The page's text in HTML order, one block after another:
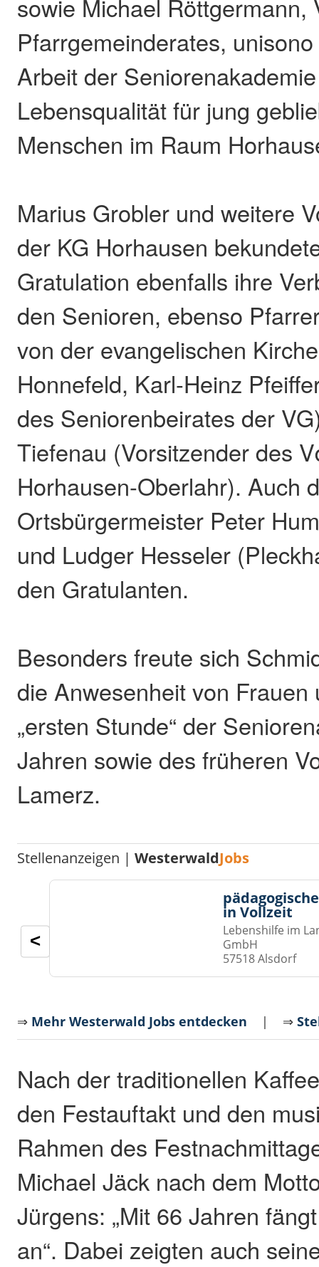
sowie Michael Röttgermann,
Pfarrgemeinderates,
Arbeit der
Lebensqualität für jung
Menschen im Raum
Marius Grobler und weitere
der KG Horhausen
Gratulation ebenfalls ihre
den Senioren, ebenso
von der evangelischen
Honnefeld, Karl-Heinz
des Seniorenbeirates der
Tiefenau (Vorsitzender des
Horhausen-Oberlahr). Auch
Ortsbürgermeister Peter
und Ludger Hesseler
den Gratulanten.
Besonders freute sich
die Anwesenheit von
„ersten Stunde“ der
Jahren sowie des früheren
Lamerz.
Stellenanzeigen |WesterwaldJobs
in Vollzeit
Lebenshilfe im
GmbH
57518 Alsdorf
<
⇒ Mehr Westerwald Jobs entdecken | ⇒
Nach der traditionellen
den Festauftakt und den
Rahmen des
Michael Jäck nach dem
Jürgens: „Mit 66 Jahren
an“. Dabei zeigten auch